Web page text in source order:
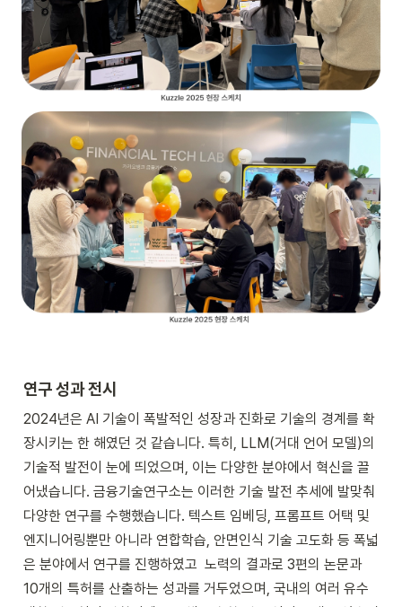
연구 성과 전시
2024년은 AI 기술이 폭발적인 성장과 진화로 기술의 경계를 확
장시키는 한 해였던 것 같습니다. 특히, LLM(거대 언어 모델)의
기술적 발전이 눈에 띄었으며, 이는 다양한 분야에서 혁신을 끌
어냈습니다. 금융기술연구소는 이러한 기술 발전 추세에 발맞춰
다양한 연구를 수행했습니다. 텍스트 임베딩, 프롬프트 어택 및
엔지니어링뿐만 아니라 연합학습, 안면인식 기술 고도화 등 폭넓
은 분야에서 연구를 진행하였고  노력의 결과로 3편의 논문과
10개의 특허를 산출하는 성과를 거두었으며, 국내의 여러 유수